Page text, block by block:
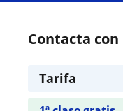
Contacta
Tarifa